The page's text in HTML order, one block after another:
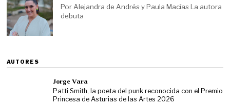
Por Alejandra de Andrés y Paula Macías La autora
debuta
AUTORES
Jorge Vara
Patti Smith, la poeta del punk reconocida con el Premio
Princesa de Asturias de las Artes 2026